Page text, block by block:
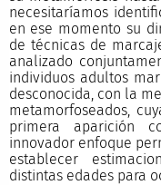
necesitaríamos
en ese momento su
de técnicas de
analizado
individuos adultos
desconocida, con la
metamorfoseados,
primera aparición
innovador enfoque
establecer
distintas edades para